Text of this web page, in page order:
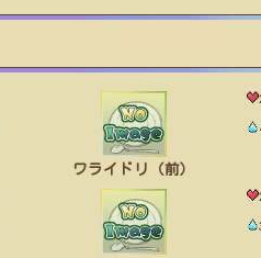
ワライドリ（前）